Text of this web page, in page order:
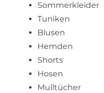
Sommerkleider
Tuniken
Blusen
Hemden
Shorts
Hosen
Mulltücher